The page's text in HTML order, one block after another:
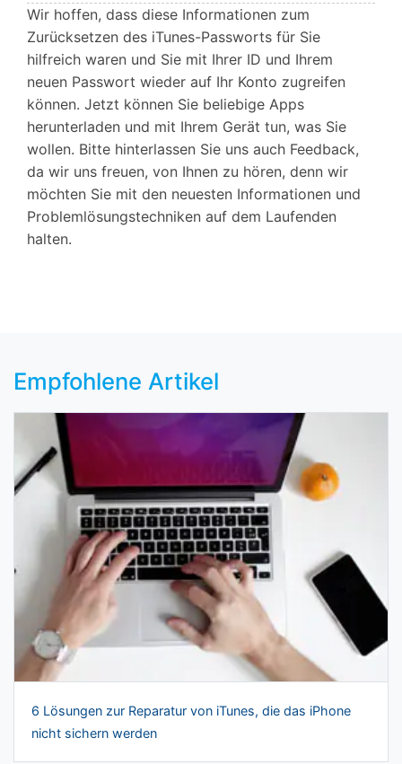
Wir hoffen, dass diese Informationen zum
Zurücksetzen des iTunes-Passworts für Sie
hilfreich waren und Sie mit Ihrer ID und Ihrem
neuen Passwort wieder auf Ihr Konto zugreifen
können. Jetzt können Sie beliebige Apps
herunterladen und mit Ihrem Gerät tun, was Sie
wollen. Bitte hinterlassen Sie uns auch Feedback,
da wir uns freuen, von Ihnen zu hören, denn wir
möchten Sie mit den neuesten Informationen und
Problemlösungstechniken auf dem Laufenden
halten.
Empfohlene Artikel
6 Lösungen zur Reparatur von iTunes, die das iPhone
nicht sichern werden